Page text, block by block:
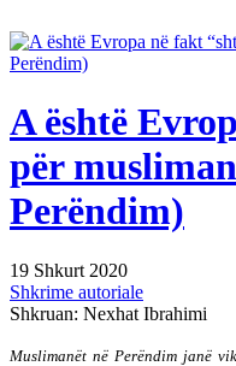
A është
për
Perëndim)
19 Shkurt 2020
Shkrime autoriale
Shkruan: Nexhat Ibrahimi
Muslimanët në Perëndim janë